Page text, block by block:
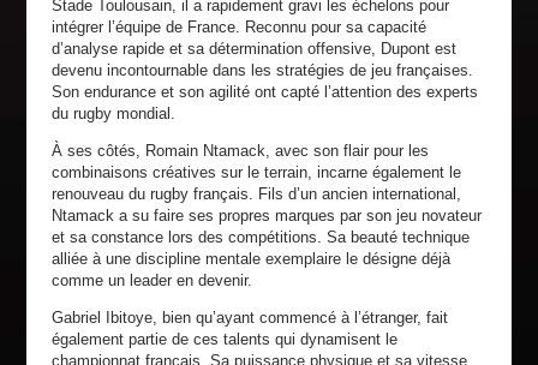
Stade Toulousain, il a rapidement gravi les échelons pour
intégrer l’équipe de France. Reconnu pour sa capacité
d’analyse rapide et sa détermination offensive, Dupont est
devenu incontournable dans les stratégies de jeu françaises.
Son endurance et son agilité ont capté l’attention des experts
du rugby mondial.
À ses côtés, Romain Ntamack, avec son flair pour les
combinaisons créatives sur le terrain, incarne également le
renouveau du rugby français. Fils d’un ancien international,
Ntamack a su faire ses propres marques par son jeu novateur
et sa constance lors des compétitions. Sa beauté technique
alliée à une discipline mentale exemplaire le désigne déjà
comme un leader en devenir.
Gabriel Ibitoye, bien qu’ayant commencé à l’étranger, fait
également partie de ces talents qui dynamisent le
championnat français. Sa puissance physique et sa vitesse